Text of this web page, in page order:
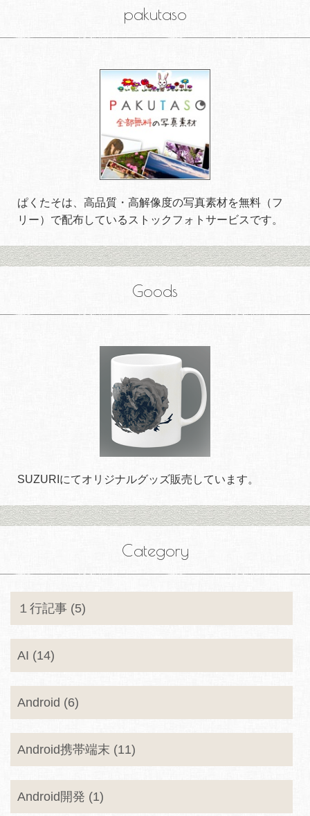
pakutaso
ぱくたそは、高品質・高解像度の写真素材を無料（フ
リー）で配布しているストックフォトサービスです。
Goods
SUZURIにてオリジナルグッズ販売しています。
Category
１行記事 (5)
AI (14)
Android (6)
Android携帯端末 (11)
Android開発 (1)